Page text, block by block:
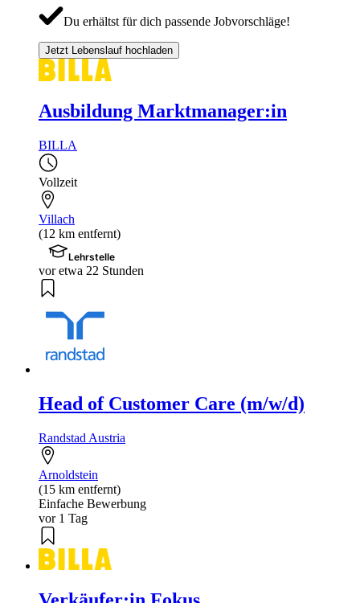
Du erhältst für dich passende Jobvorschläge!
Jetzt Lebenslauf hochladen
Ausbildung Marktmanager:in
BILLA
Vollzeit
Villach
(12 km entfernt)
Lehrstelle
vor etwa 22 Stunden
Head of Customer Care (m/w/d)
Randstad Austria
Arnoldstein
(15 km entfernt)
Einfache Bewerbung
vor 1 Tag